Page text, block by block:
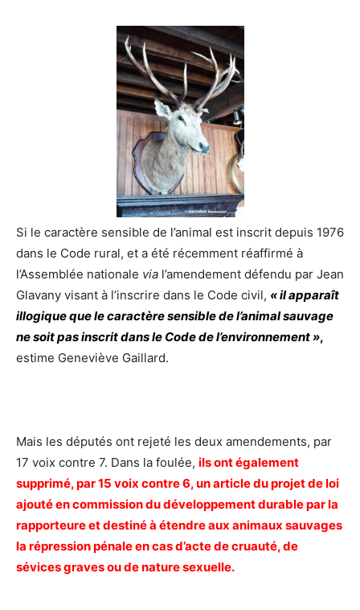
Si le caractère sensible de l’animal est inscrit depuis 1976
dans le Code rural, et a été récemment réaffirmé à
l’Assemblée nationale via l’amendement défendu par Jean
Glavany visant à l’inscrire dans le Code civil, « il apparaît
illogique que le caractère sensible de l’animal sauvage
ne soit pas inscrit dans le Code de l’environnement »,
estime Geneviève Gaillard.
Mais les députés ont rejeté les deux amendements, par
17 voix contre 7. Dans la foulée, ils ont également
supprimé, par 15 voix contre 6, un article du projet de loi
ajouté en commission du développement durable par la
rapporteure et destiné à étendre aux animaux sauvages
la répression pénale en cas d’acte de cruauté, de
sévices graves ou de nature sexuelle.